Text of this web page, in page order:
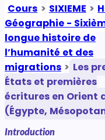
Cours > SIXIEME >
Géographie -
longue histoire de
l’humanité et des
migrations > Les
États et premières
écritures en Orient
(Égypte,
Introduction